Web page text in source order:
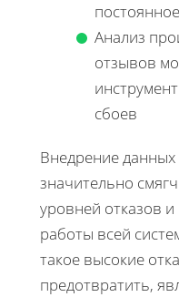
Анализ
отзывов
сбоев
Внедрение данных
значительно
уровней отказов
работы всей
такое высокие
предотвратить,